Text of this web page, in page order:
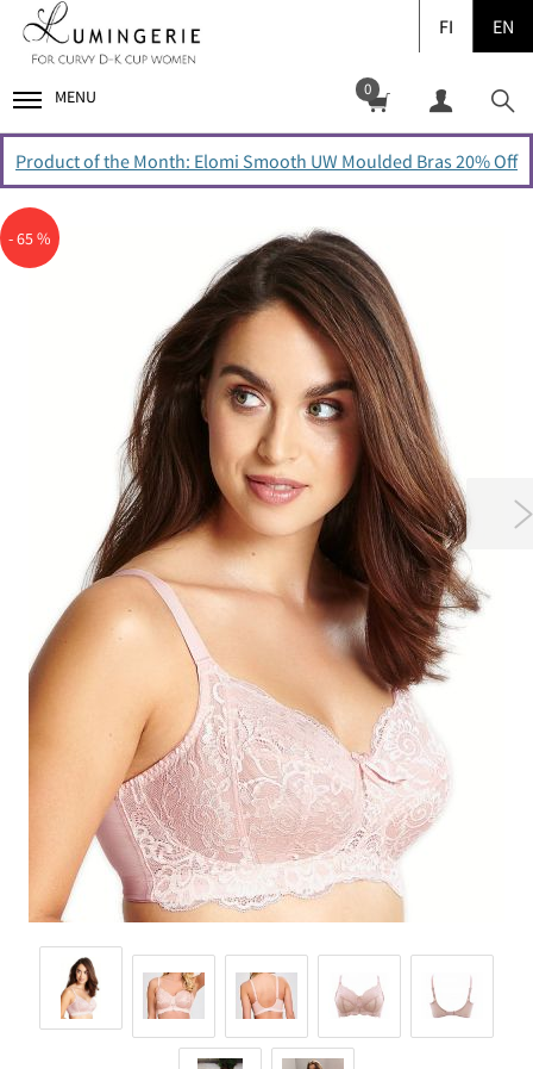
FI EN
MENU 0
Product of the Month: Elomi Smooth UW Moulded Bras 20% Off
- 65 %